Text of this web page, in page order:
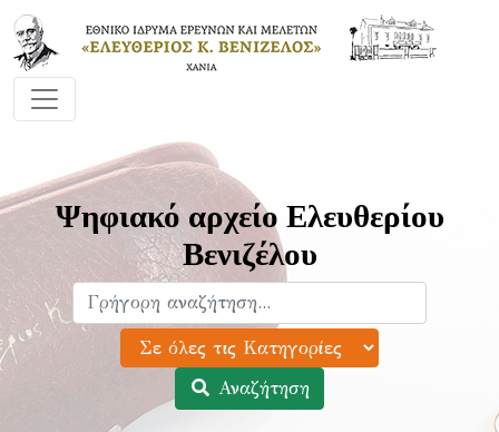
Ψηφιακό αρχείο Ελευθερίου
Βενιζέλου
Αναζήτηση